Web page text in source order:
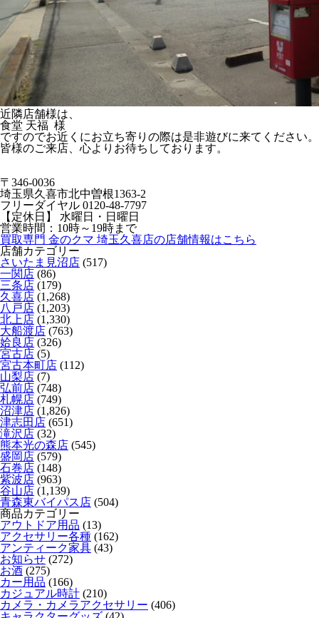
近隣店舗様は、
食堂 天福 様
ですのでお近くにお立ち寄りの際は是非遊びに来てください。
皆様のご来店、心よりお待ちしております。
〒346-0036
埼玉県久喜市北中曽根1363-2
フリーダイヤル 0120-48-7797
【定休日】 水曜日・日曜日
営業時間：10時～19時まで
買取専門 金のクマ 埼玉久喜店の店舗情報はこちら
店舗カテゴリー
さいたま見沼店 (517)
一関店 (86)
三条店 (179)
久喜店 (1,268)
八戸店 (1,203)
北上店 (1,330)
大船渡店 (763)
姶良店 (326)
宮古店 (5)
宮古本町店 (112)
山梨店 (7)
弘前店 (748)
札幌店 (749)
沼津店 (1,826)
津志田店 (651)
滝沢店 (32)
熊本光の森店 (545)
盛岡店 (579)
石巻店 (148)
紫波店 (963)
谷山店 (1,139)
青森東バイパス店 (504)
商品カテゴリー
アウトドア用品 (13)
アクセサリー各種 (162)
アンティーク家具 (43)
お知らせ (272)
お酒 (275)
カー用品 (166)
カジュアル時計 (210)
カメラ・カメラアクセサリー (406)